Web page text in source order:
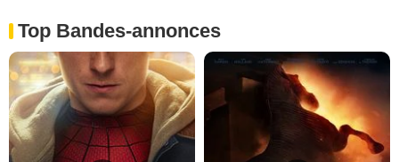
Top Bandes-annonces